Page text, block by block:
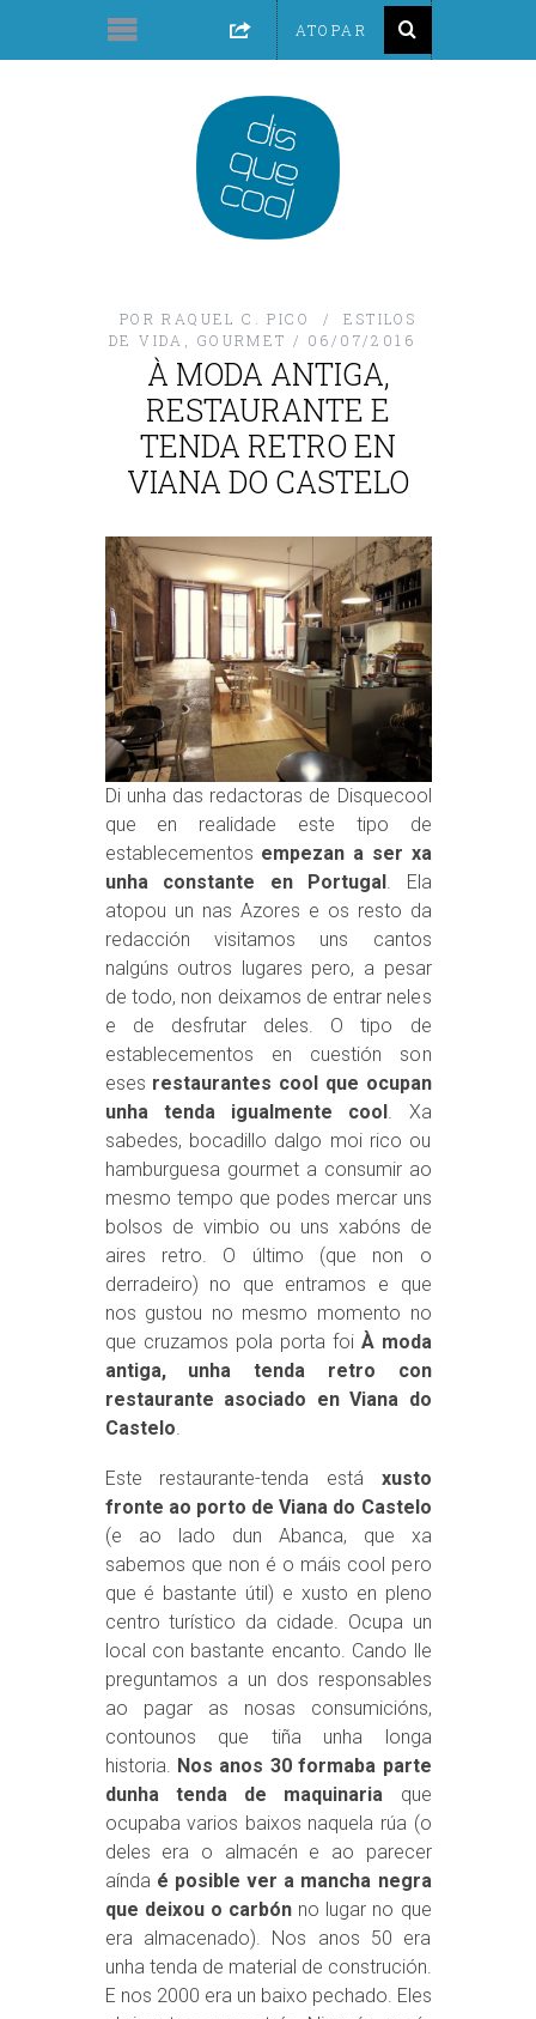
POR RAQUEL C. PICO
ESTILOS
DE VIDA
GOURMET 06/07/2016
À MODA ANTIGA,
RESTAURANTE E
TENDA RETRO EN
VIANA DO CASTELO
Di unha das redactoras de Disquecool
que en realidade este tipo de
establecementos empezan a ser xa
unha constante en Portugal. Ela
atopou un nas Azores e os resto da
redacción visitamos uns cantos
nalgúns outros lugares pero, a pesar
de todo, non deixamos de entrar neles
e de desfrutar deles. O tipo de
establecementos en cuestión son
eses restaurantes cool que ocupan
unha tenda igualmente cool. Xa
sabedes, bocadillo dalgo moi rico ou
hamburguesa gourmet a consumir ao
mesmo tempo que podes mercar uns
bolsos de vimbio ou uns xabóns de
aires retro. O último (que non o
derradeiro) no que entramos e que
nos gustou no mesmo momento no
que cruzamos pola porta foi À moda
antiga, unha tenda retro con
restaurante asociado en Viana do
Castelo.
Este restaurante-tenda está xusto
fronte ao porto de Viana do Castelo
(e ao lado dun Abanca, que xa
sabemos que non é o máis cool pero
que é bastante útil) e xusto en pleno
centro turístico da cidade. Ocupa un
local con bastante encanto. Cando lle
preguntamos a un dos responsables
ao pagar as nosas consumicións,
contounos que tiña unha longa
historia. Nos anos 30 formaba parte
dunha tenda de maquinaria que
ocupaba varios baixos naquela rúa (o
deles era o almacén e ao parecer
aínda é posible ver a mancha negra
que deixou o carbónno lugar no que
era almacenado). Nos anos 50 era
unha tenda de material de construción.
E nos 2000 era un baixo pechado. Eles